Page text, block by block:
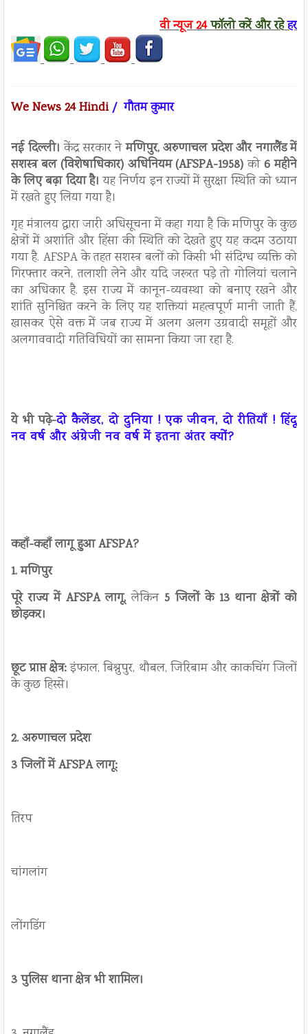
वी न्यूज24फॉलो करेंऔर रहेहर
We News 24 Hindi/ गौतम कुमार
नई दिल्ली। केंद्र सरकार नेमणिपुर, अरुणाचल प्रदेश और नगालैंड में
सशस्त्र बल (विशेषाधिकार) अधिनियम (AFSPA-1958)को6 महीने
के लिए बढ़ा दिया है। यह निर्णय इन राज्यों में सुरक्षा स्थिति को ध्यान
में रखते हुए लिया गया है।
गृह मंत्रालय द्वारा जारी अधिसूचना में कहा गया है कि मणिपुर के कुछ
क्षेत्रों में अशांति और हिंसा की स्थिति को देखते हुए यह कदम उठाया
गया है. AFSPA के तहत सशस्त्र बलों को किसी भी संदिग्ध व्यक्ति को
गिरफ्तार करने, तलाशी लेने और यदि जरूरत पड़े तो गोलियां चलाने
का अधिकार है. इस राज्य में कानून-व्यवस्था को बनाए रखने और
शांति सुनिश्चित करने के लिए यह शक्तियां महत्वपूर्ण मानी जाती हैं,
खासकर ऐसे वक्त में जब राज्य में अलग अलग उग्रवादी समूहों और
अलगाववादी गतिविधियों का सामना किया जा रहा है.
ये भी पढ़े-दो कैलेंडर, दो दुनिया ! एक जीवन, दो रीतियाँ ! हिंदू
नव वर्ष और अंग्रेजी नव वर्ष में इतना अंतर क्यों?
कहाँ-कहाँ लागू हुआ AFSPA?
1. मणिपुर
पूरे राज्य में AFSPA लागू,लेकिन 5 जिलों के 13 थाना क्षेत्रों को
छोड़कर।
छूट प्राप्त क्षेत्र:इंफाल, बिश्नुपुर, थौबल, जिरिबाम और काकचिंग जिलों
के कुछ हिस्से।
2. अरुणाचल प्रदेश
3 जिलों में AFSPA लागू:
तिरप
चांगलांग
लोंगडिंग
3 पुलिस थाना क्षेत्र भी शामिल।